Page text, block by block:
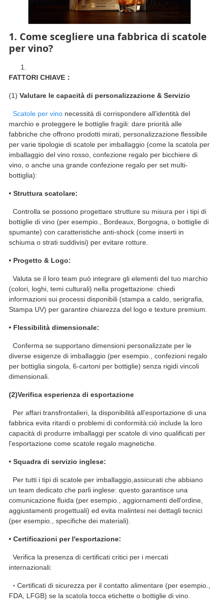
1. Come scegliere una fabbrica di scatole
per vino?
FATTORI CHIAVE：
(1) Valutare le capacità di personalizzazione & Servizio
Scatole per vinonecessità di corrispondere all'identità del
marchio e proteggere le bottiglie fragili: dare priorità alle
fabbriche che offrono prodotti mirati, personalizzazione flessibile
per varie tipologie di scatole per imballaggio (come la scatola per
imballaggio del vino rosso, confezione regalo per bicchiere di
vino, o anche una grande confezione regalo per set multi-
bottiglia):
• Struttura scatolare:
Controlla se possono progettare strutture su misura per i tipi di
bottiglie di vino (per esempio., Bordeaux, Borgogna, o bottiglie di
spumante) con caratteristiche anti-shock (come inserti in
schiuma o strati suddivisi) per evitare rotture.
• Progetto & Logo:
Valuta se il loro team può integrare gli elementi del tuo marchio
(colori, loghi, temi culturali) nella progettazione: chiedi
informazioni sui processi disponibili (stampa a caldo, serigrafia,
Stampa UV) per garantire chiarezza del logo e texture premium.
• Flessibilità dimensionale:
Conferma se supportano dimensioni personalizzate per le
diverse esigenze di imballaggio (per esempio., confezioni regalo
per bottiglia singola, 6-cartoni per bottiglie) senza rigidi vincoli
dimensionali.
(2)Verifica esperienza di esportazione
Per affari transfrontalieri, la disponibilità all’esportazione di una
fabbrica evita ritardi o problemi di conformità:ciò include la loro
capacità di produrre imballaggi per scatole di vino qualificati per
l'esportazione come scatole regalo magnetiche.
• Squadra di servizio inglese:
Per tutti i tipi di scatole per imballaggio,assicurati che abbiano
un team dedicato che parli inglese: questo garantisce una
comunicazione fluida (per esempio., aggiornamenti dell'ordine,
aggiustamenti progettuali) ed evita malintesi nei dettagli tecnici
(per esempio., specifiche dei materiali).
• Certificazioni per l'esportazione:
Verifica la presenza di certificati critici per i mercati
internazionali:
◦ Certificati di sicurezza per il contatto alimentare (per esempio.,
FDA, LFGB) se la scatola tocca etichette o bottiglie di vino.